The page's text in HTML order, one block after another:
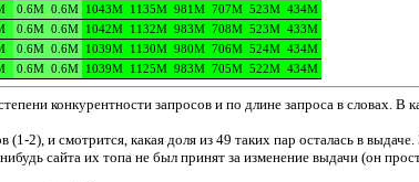
0.6M 0.6M 1043M 1135M 981M 707M 523M 434M
0.6M 0.6M 1042M 1132M 983M 708M 523M 433M
0.6M 0.6M 1039M 1130M 980M 706M 524M 434M
0.6M 0.6M 1039M 1125M 983M 705M 522M 434M
конкурентности запросов и по длине запроса в словах. В
2), и смотрится, какая доля из 49 таких пар осталась в
сайта их топа не был принят за изменение выдачи (он